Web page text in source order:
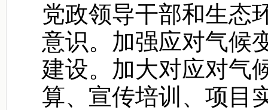
党政领导干部和生态
意识。加强应对气候
建设。加大对应对气
算、宣传培训、项目